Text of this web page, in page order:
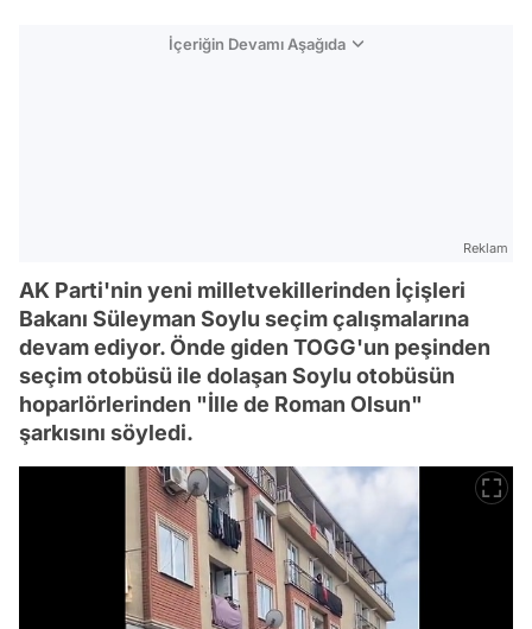
İçeriğin Devamı Aşağıda
Reklam
AK Parti'nin yeni milletvekillerinden İçişleri
Bakanı Süleyman Soylu seçim çalışmalarına
devam ediyor. Önde giden TOGG'un peşinden
seçim otobüsü ile dolaşan Soylu otobüsün
hoparlörlerinden "İlle de Roman Olsun"
şarkısını söyledi.